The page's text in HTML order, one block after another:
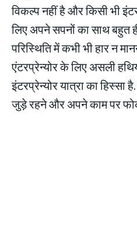
विकल्प नहीं है और किसी भी
लिए अपने सपनों का साथ बहुत
परिस्थिति में कभी भी हार न
एंटरप्रेन्योर के लिए असली
इंटरप्रेन्योर यात्रा का
जुड़े रहने और अपने काम पर